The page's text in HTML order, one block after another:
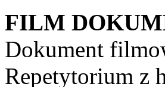
FILM
Dokument
Repetytorium z